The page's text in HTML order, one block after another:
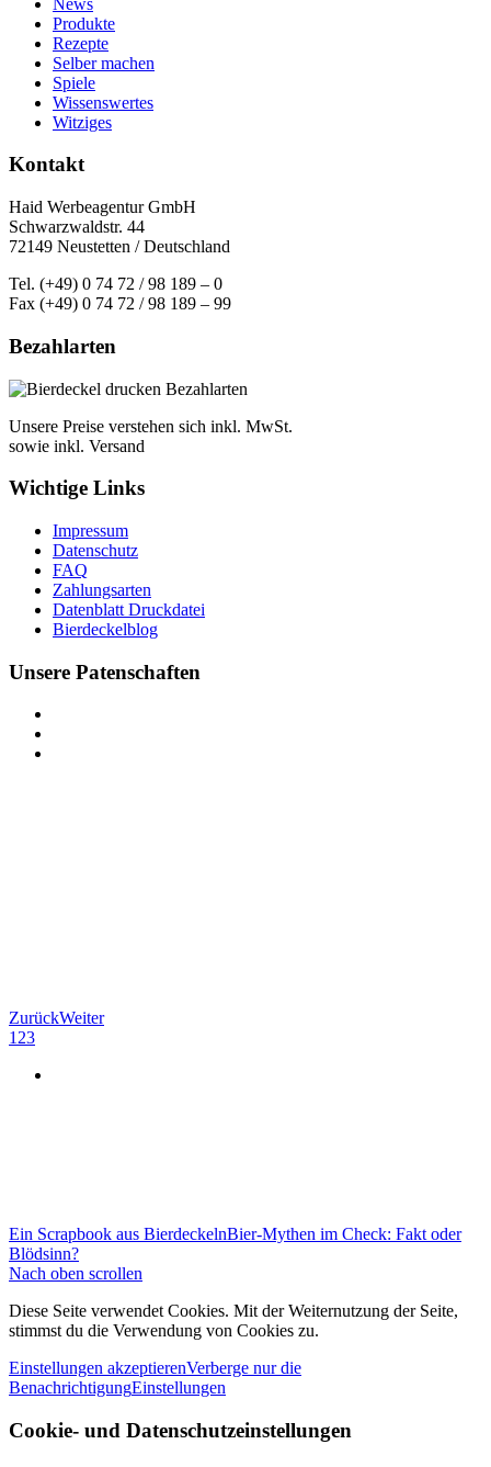
Produkte
Rezepte
Selber machen
Spiele
Wissenswertes
Witziges
Kontakt
Haid Werbeagentur GmbH
Schwarzwaldstr. 44
72149 Neustetten / Deutschland
Tel. (+49) 0 74 72 / 98 189 – 0
Fax (+49) 0 74 72 / 98 189 – 99
Bezahlarten
Unsere Preise verstehen sich inkl. MwSt.
sowie inkl. Versand
Wichtige Links
Impressum
Datenschutz
FAQ
Zahlungsarten
Datenblatt Druckdatei
Bierdeckelblog
Unsere Patenschaften
ZurückWeiter
1 23
Ein Scrapbook aus BierdeckelnBier-Mythen im Check: Fakt oder
Blödsinn?
Nach oben scrollen
Diese Seite verwendet Cookies. Mit der Weiternutzung der Seite,
stimmst du die Verwendung von Cookies zu.
Einstellungen akzeptierenVerberge nur die
BenachrichtigungEinstellungen
Cookie- und Datenschutzeinstellungen